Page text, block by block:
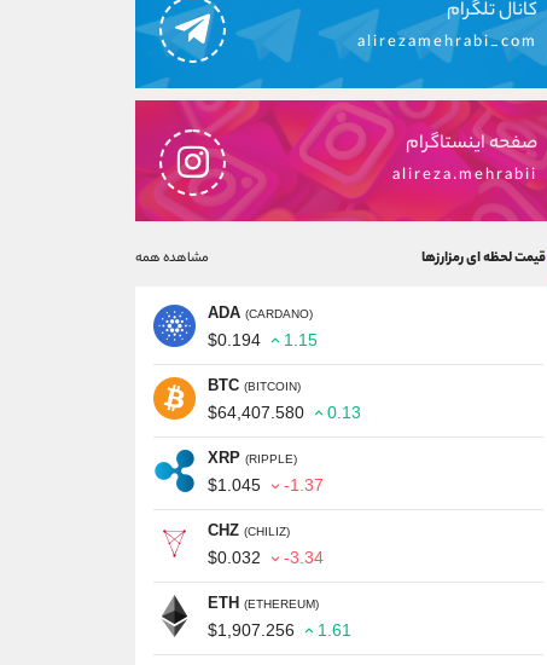
کانال تلگرام
alirezamehrabi_com
صفحه اینستاگرام
alireza.mehrabii
قیمت لحظه ای رمزارزها مشاهده همه
ADA (CARDANO)
$0.194 1.15
BTC (BITCOIN)
$64,407.580 0.13
XRP (RIPPLE)
$1.045 -1.37
CHZ (CHILIZ)
$0.032 -3.34
ETH (ETHEREUM)
$1,907.256 1.61